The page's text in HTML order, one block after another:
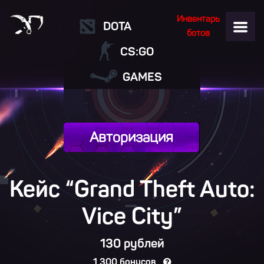
Инвентарь
ботов
DOTA
CS:GO
GAMES
Авторизация
Кейс “Grand Theft Auto:
Vice City”
130 рублей